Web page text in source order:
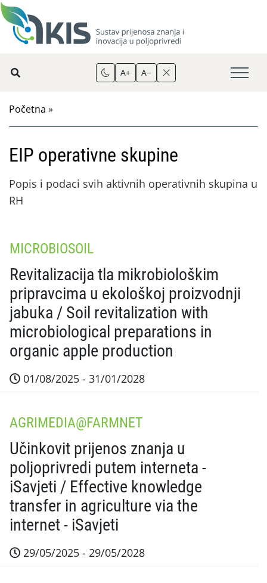
A+ A−
Početna »
EIP operativne skupine
Popis i podaci svih aktivnih operativnih skupina u
RH
MICROBIOSOIL
Revitalizacija tla mikrobiološkim
pripravcima u ekološkoj proizvodnji
jabuka / Soil revitalization with
microbiological preparations in
organic apple production
01/08/2025 - 31/01/2028
Sažetak projekta Projekt MicroBioSoil razvija
AGRIMEDIA@FARMNET
Učinkovit prijenos znanja u
poljoprivredi putem interneta -
iSavjeti / Effective knowledge
transfer in agriculture via the
internet - iSavjeti
29/05/2025 - 29/05/2028
Sažetak projekta Tijekom provedbe projekta